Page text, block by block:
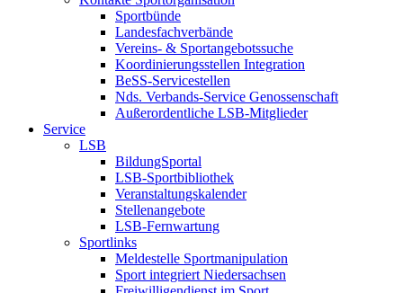
Sportbünde
Landesfachverbände
Vereins- & Sportangebotssuche
Koordinierungsstellen Integration
BeSS-Servicestellen
Nds. Verbands-Service Genossenschaft
Außerordentliche LSB-Mitglieder
Service
LSB
BildungSportal
LSB-Sportbibliothek
Veranstaltungskalender
Stellenangebote
LSB-Fernwartung
Sportlinks
Meldestelle Sportmanipulation
Sport integriert Niedersachsen